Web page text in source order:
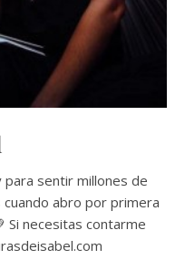
para sentir millones de
abro por primera
Si necesitas contarme